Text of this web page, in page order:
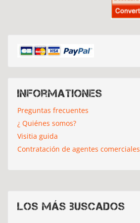
Informationes
Preguntas frecuentes
¿ Quiénes somos?
Visitia guida
Contratación de agentes comerciales
Los más buscados